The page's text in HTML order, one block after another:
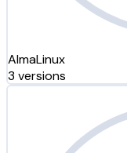
AlmaLinux
3 versions